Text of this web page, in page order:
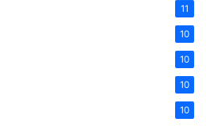
11
10
10
10
10